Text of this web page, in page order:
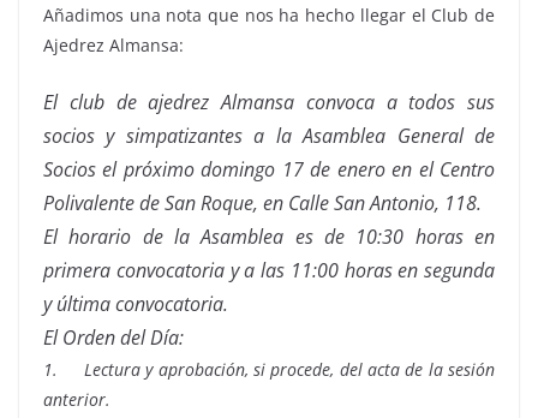
Añadimos una nota que nos ha hecho llegar el Club de
Ajedrez Almansa:
El club de ajedrez Almansa convoca a todos sus
socios y simpatizantes a la Asamblea General de
Socios el próximo domingo 17 de enero en el Centro
Polivalente de San Roque, en Calle San Antonio, 118.
El horario de la Asamblea es de 10:30 horas en
primera convocatoria y a las 11:00 horas en segunda
y última convocatoria.
El Orden del Día:
1. Lectura y aprobación, si procede, del acta de la sesión
anterior.